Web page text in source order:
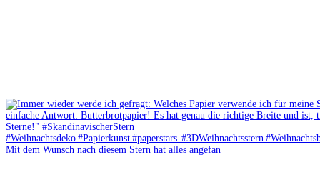
Mit dem Wunsch nach diesem Stern hat alles angefan